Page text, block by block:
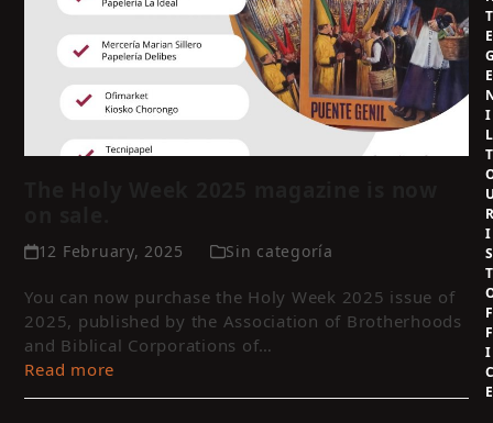
12 February, 2025 Sin categoría
You can now purchase the Holy Week 2025 issue of
2025, published by the Association of Brotherhoods
and Biblical Corporations of…
Read more
T
E
E
I
L
T
I
S
T
F
F
I
E